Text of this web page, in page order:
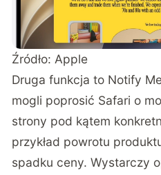
Źródło: Apple
Druga funkcja to Notify
mogli poprosić Safari o
strony pod kątem
przykład powrotu
spadku ceny. Wystarczy